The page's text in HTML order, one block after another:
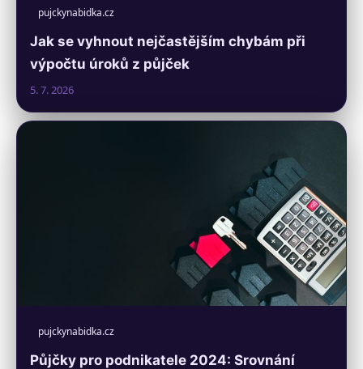
pujckynabidka.cz
Jak se vyhnout nejčastějším chybám při
výpočtu úroků z půjček
5. 7. 2026
pujckynabidka.cz
Půjčky pro podnikatele 2024: Srovnání